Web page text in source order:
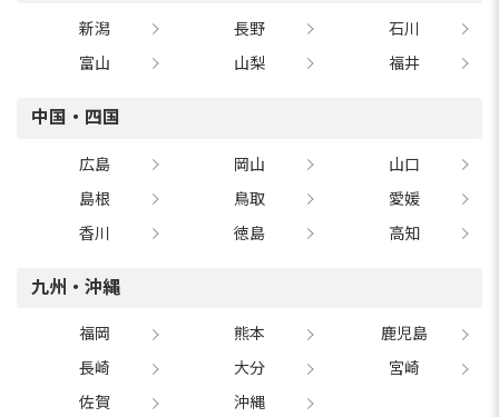
新潟 長野
石川
富山
山梨 福井
中国・四国
広島 岡山
山口
島根
鳥取
愛媛
香川
徳島 高知
九州・沖縄
福岡 熊本
鹿児島
長崎
大分
宮崎
佐賀
沖縄